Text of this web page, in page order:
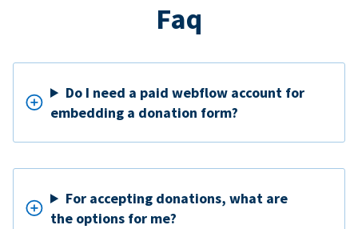
Faq
Do I need a paid webflow account for
embedding a donation form?
For accepting donations, what are
the options for me?